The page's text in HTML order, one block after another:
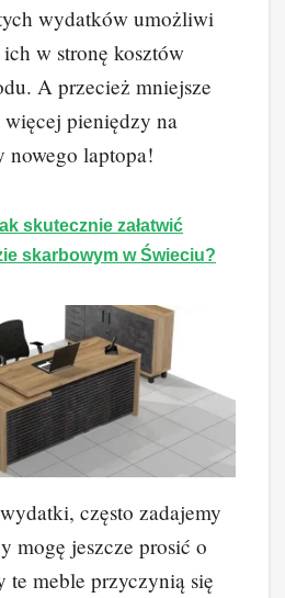
wydatków umożliwi
w stronę kosztów
A przecież mniejsze
pieniędzy na
nowego laptopa!
skutecznie załatwić
skarbowym w Świeciu?
często zadajemy
mogę jeszcze prosić o
te meble przyczynią się